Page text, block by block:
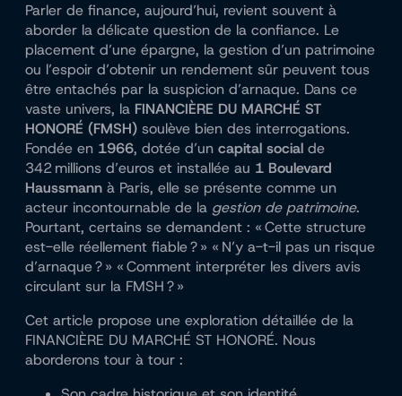
Parler de finance, aujourd’hui, revient souvent à
aborder la délicate question de la confiance. Le
placement d’une épargne, la gestion d’un patrimoine
ou l’espoir d’obtenir un rendement sûr peuvent tous
être entachés par la suspicion d’arnaque. Dans ce
vaste univers, la FINANCIÈRE DU MARCHÉ ST
HONORÉ (FMSH) soulève bien des interrogations.
Fondée en 1966, dotée d’un capital social de
342 millions d’euros et installée au 1 Boulevard
Haussmann à Paris, elle se présente comme un
acteur incontournable de la gestion de patrimoine.
Pourtant, certains se demandent : « Cette structure
est-elle réellement fiable ? » « N’y a-t-il pas un risque
d’arnaque ? » « Comment interpréter les divers avis
circulant sur la FMSH ? »
Cet article propose une exploration détaillée de la
FINANCIÈRE DU MARCHÉ ST HONORÉ. Nous
aborderons tour à tour :